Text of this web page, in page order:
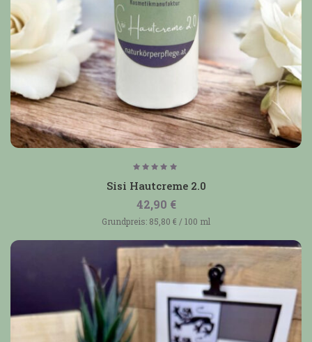
5.00
Sisi Hautcreme 2.0
42,90 €
Grundpreis: 85,80 € /100 ml